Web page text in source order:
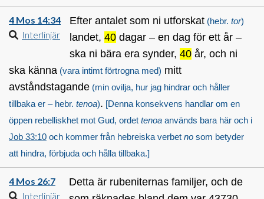
4 Mos 14:34
Interlinjär
Efter antalet som ni utforskat (hebr. tor)
landet, 40 dagar – en dag för ett år –
ska ni bära era synder, 40 år, och ni
ska känna (vara intimt förtrogna med) mitt
avståndstagande (min ovilja, hur jag hindrar och håller
tillbaka er – hebr. tenoa). [Denna konsekvens handlar om en
öppen rebelliskhet mot Gud, ordet tenoa används bara här och i
Job 33:10 och kommer från hebreiska verbet no som betyder
att hindra, förbjuda och hålla tillbaka.]
4 Mos 26:7
Interlinjär
Detta är rubeniternas familjer, och de